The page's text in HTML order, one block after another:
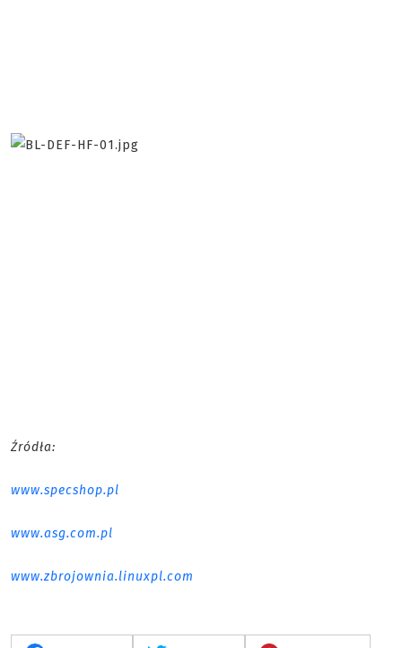
Źródła:
www.specshop.pl
www.asg.com.pl
www.zbrojownia.linuxpl.com